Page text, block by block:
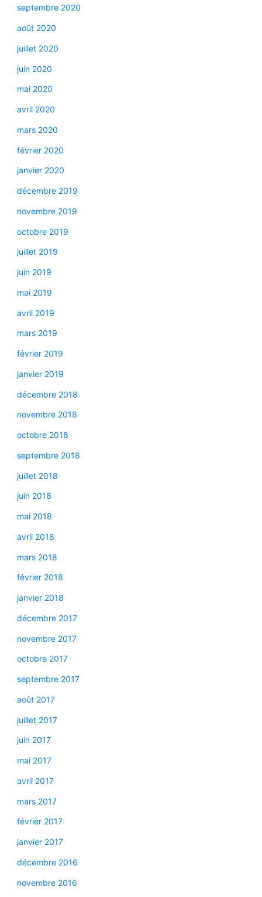
septembre 2020
août 2020
juillet 2020
juin 2020
mai 2020
avril 2020
mars 2020
février 2020
janvier 2020
décembre 2019
novembre 2019
octobre 2019
juillet 2019
juin 2019
mai 2019
avril 2019
mars 2019
février 2019
janvier 2019
décembre 2018
novembre 2018
octobre 2018
septembre 2018
juillet 2018
juin 2018
mai 2018
avril 2018
mars 2018
février 2018
janvier 2018
décembre 2017
novembre 2017
octobre 2017
septembre 2017
août 2017
juillet 2017
juin 2017
mai 2017
avril 2017
mars 2017
février 2017
janvier 2017
décembre 2016
novembre 2016